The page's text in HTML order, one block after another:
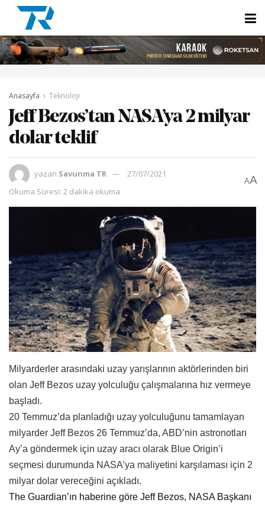
Anasayfa Teknoloji
Jeff Bezos’tan NASA’ya 2 milyar
dolar teklif
yazan Savunma TR
27/07/2021
Okuma Süresi: 2 dakika okuma
AA
Milyarderler arasındaki uzay yarışlarının aktörlerinden biri
olan Jeff Bezos uzay yolculuğu çalışmalarına hız vermeye
başladı.
20 Temmuz’da planladığı uzay yolculuğunu tamamlayan
milyarder Jeff Bezos 26 Temmuz’da, ABD’nin astronotları
Ay’a göndermek için uzay aracı olarak Blue Origin’i
seçmesi durumunda NASA’ya maliyetini karşılaması için 2
milyar dolar vereceğini açıkladı.
The Guardian’ın haberine göre Jeff Bezos, NASA Başkanı